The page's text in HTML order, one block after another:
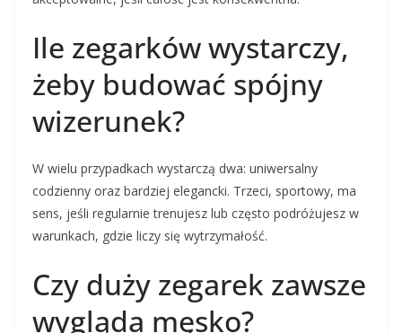
Ile zegarków wystarczy,
żeby budować spójny
wizerunek?
W wielu przypadkach wystarczą dwa: uniwersalny
codzienny oraz bardziej elegancki. Trzeci, sportowy, ma
sens, jeśli regularnie trenujesz lub często podróżujesz w
warunkach, gdzie liczy się wytrzymałość.
Czy duży zegarek zawsze
wygląda męsko?